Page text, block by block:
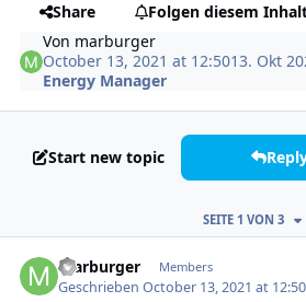
Share
Folgen diesem
Von marburger
October 13, 2021 at 12:5013. Okt
Energy Manager
Start new topic
SEITE 1 VON 3
marburger Members
GeschriebenOctober 13, 2021 at 12:50